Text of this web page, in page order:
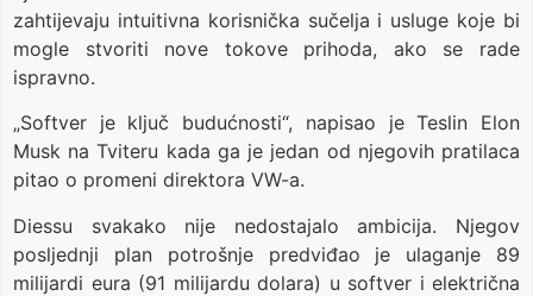
zahtijevaju intuitivna korisnička sučelja i usluge koje bi
mogle stvoriti nove tokove prihoda, ako se rade
ispravno.
„Softver je ključ budućnosti“, napisao je Teslin Elon
Musk na Tviteru kada ga je jedan od njegovih pratilaca
pitao o promeni direktora VW-a.
Diessu svakako nije nedostajalo ambicija. Njegov
posljednji plan potrošnje predviđao je ulaganje 89
milijardi eura (91 milijardu dolara) u softver i električna